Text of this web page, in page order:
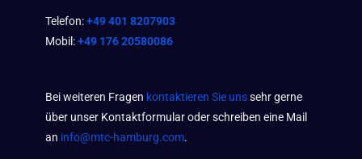
Telefon:+49 401 8207903
Mobil:+49 176 20580086
Bei weiteren Fragen kontaktieren Sie unssehr gerne
über unser Kontaktformular oder schreiben eine Mail
an info@mtc-hamburg.com.